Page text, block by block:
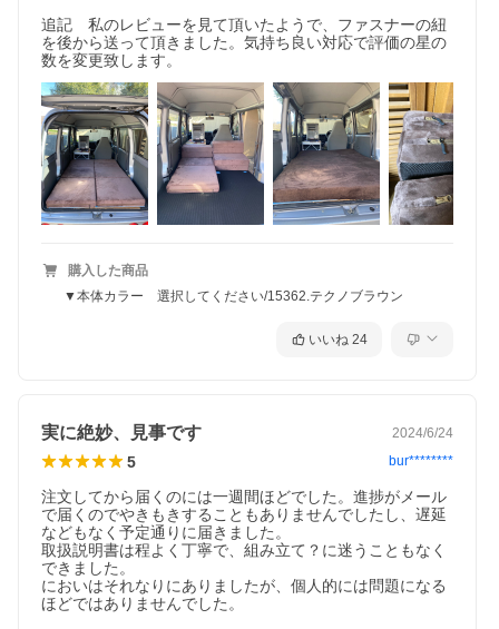
追記　私のレビューを見て頂いたようで、ファスナーの紐
を後から送って頂きました。気持ち良い対応で評価の星の
数を変更致します。
購入した商品
▼本体カラー 選択してください/15362.テクノブラウン
いいね 24
実に絶妙、見事です 2024/6/24
5 bur********
注文してから届くのには一週間ほどでした。進捗がメール
で届くのでやきもきすることもありませんでしたし、遅延
などもなく予定通りに届きました。
取扱説明書は程よく丁寧で、組み立て？に迷うこともなく
できました。
においはそれなりにありましたが、個人的には問題になる
ほどではありませんでした。